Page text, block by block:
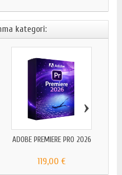
kategori:
ADOBE PREMIERE PRO 2026
119,00 €
›